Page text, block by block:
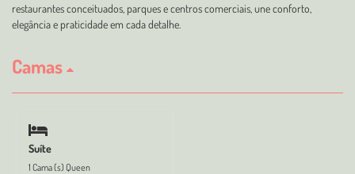
restaurantes conceituados, parques e centros comerciais, une conforto,
elegância e praticidade em cada detalhe.
Camas
Suíte
1 Cama (s) Queen